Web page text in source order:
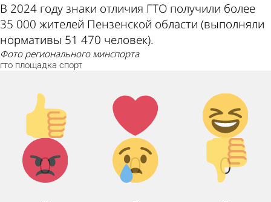
В 2024 году знаки отличия ГТО получили более
35 000 жителей Пензенской области (выполняли
нормативы 51 470 человек).
фото регионального минспорта
гто площадка спорт
Палец
вверх!
0
Лайк!
0
Дикий
смех!
0
Агрессия! Грусть :(
Палец
вниз!